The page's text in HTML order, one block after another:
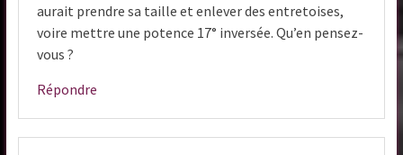
aurait prendre sa taille et enlever des entretoises,
voire mettre une potence 17° inversée. Qu’en pensez-
vous ?
Répondre